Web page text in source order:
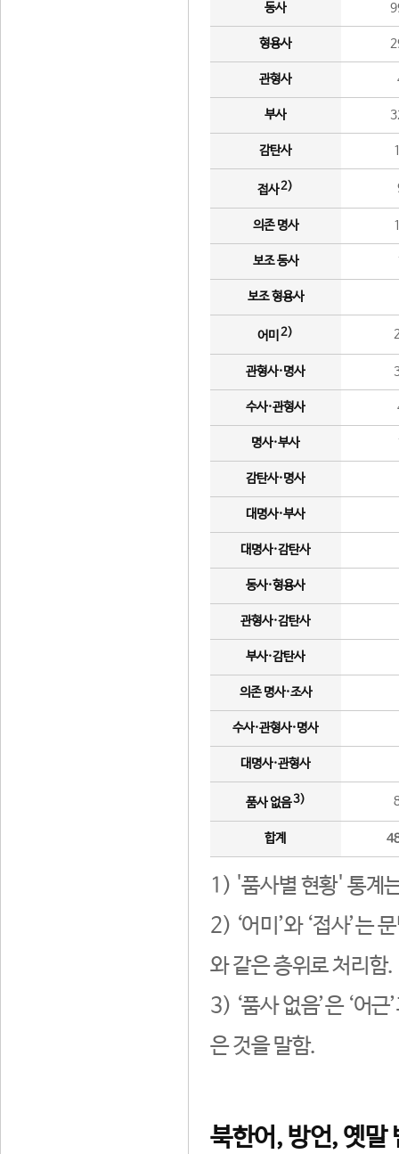
동사
형용사
관형사
부사
감탄사
접사2)
의존 명사
보조 동사
보조 형용사
어미 2)
관형사·명사
수사·관형사
명사·부사
감탄사·명사
대명사·부사
대명사·감탄사
동사·형용사
관형사·감탄사
부사·감탄사
의존 명사·조사
수사·관형사·명사
대명사·관형사
품사 없음3)
합계
1) '품사별 현황' 통계
2) ‘어미’와 ‘접사’는
와 같은 층위로 처리함.
3) ‘품사 없음’은 ‘어
은 것을 말함.
북한어, 방언, 옛말